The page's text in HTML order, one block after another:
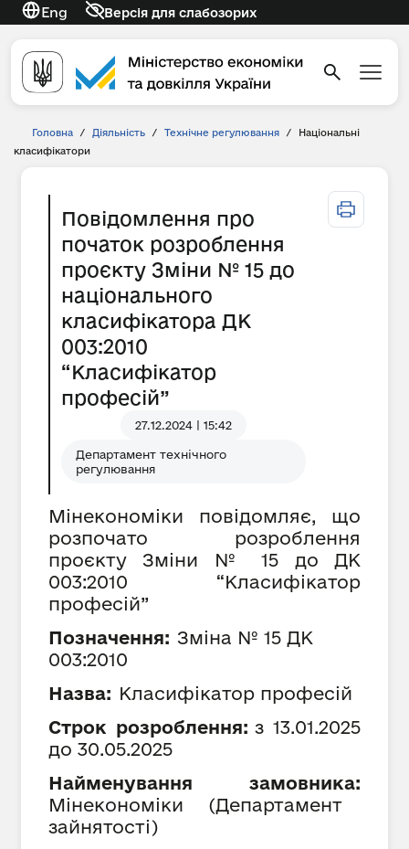
Eng Версія для слабозорих
Головна / Діяльність / Технічне регулювання /
Національні
класифікатори
Повідомлення про
початок розроблення
проєкту Зміни № 15 до
національного
класифікатора ДК
003:2010
“Класифікатор
професій”
27.12.2024 | 15:42
Департамент технічного
регулювання
Мінекономіки повідомляє, що
розпочато розроблення
проєкту Зміни № 15 до ДК
003:2010 “Класифікатор
професій”
Позначення: Зміна № 15 ДК
003:2010
Назва: Класифікатор професій
Строк розроблення: з13.01.2025
до 30.05.2025
Найменування замовника:
Мінекономіки (Департамент
зайнятості)